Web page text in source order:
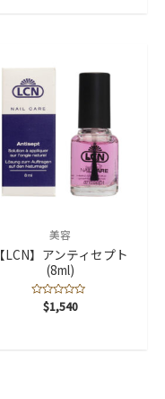
美容
【LCN】アンティセプト
(8ml)
$1,540